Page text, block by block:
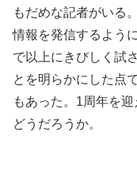
もだめな記者がいる
情報を発信するよう
で以上にきびしく試
とを明らかにした点
もあった。1周年を
どうだろうか。